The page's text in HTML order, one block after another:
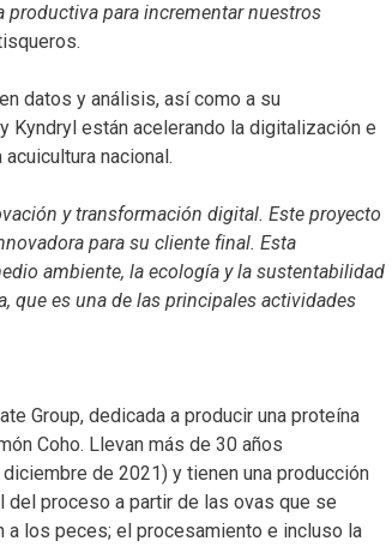
para incrementar nuestros
datos y análisis, así como a su
están acelerando la digitalización e
nacional.
y transformación digital. Este proyecto
para su cliente final. Esta
ambiente, la ecología y la sustentabilidad
que es una de las principales actividades
Group, dedicada a producir una proteína
Coho. Llevan más de 30 años
de 2021) y tienen una producción
del proceso a partir de las ovas que se
los peces; el procesamiento e incluso la